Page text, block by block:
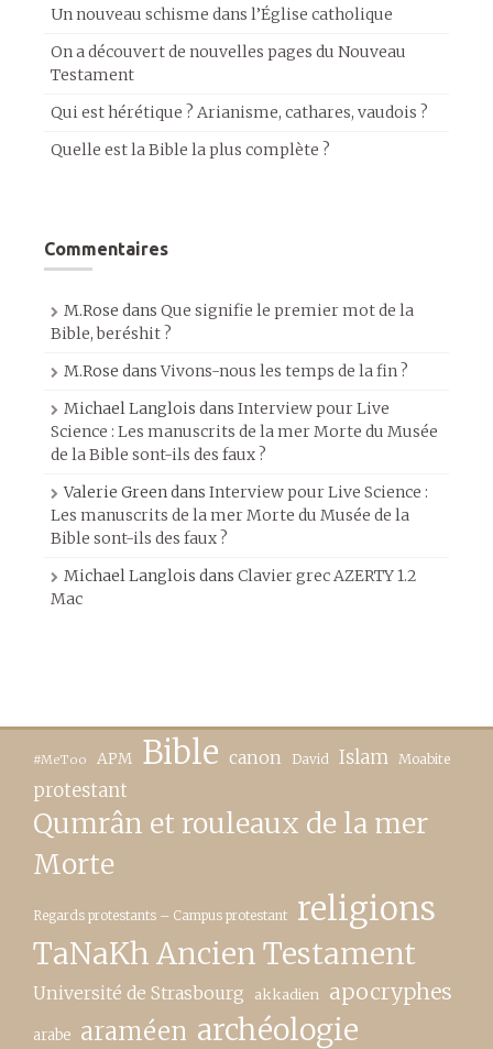
Un nouveau schisme dans l’Église catholique
On a découvert de nouvelles pages du Nouveau
Testament
Qui est hérétique ? Arianisme, cathares, vaudois ?
Quelle est la Bible la plus complète ?
Commentaires
M.Rose dans Que signifie le premier mot de la
Bible, beréshit ?
M.Rose dansVivons-nous les temps de la fin ?
Michael Langlois dans Interview pour Live
Science : Les manuscrits de la mer Morte du Musée
de la Bible sont-ils des faux ?
Valerie Green dans Interview pour Live Science :
Les manuscrits de la mer Morte du Musée de la
Bible sont-ils des faux ?
Michael Langlois dans Clavier grec AZERTY 1.2
Mac
#MeToo APM Bible canon David Islam Moabite
protestant
Qumrân et rouleaux de la mer
Morte
Regards protestants – Campus protestant religions
TaNaKh Ancien Testament
Université de Strasbourg akkadien apocryphes
arabe araméen archéologie